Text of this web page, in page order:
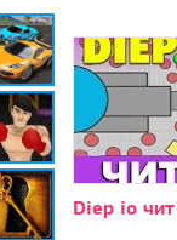
Diep io чит